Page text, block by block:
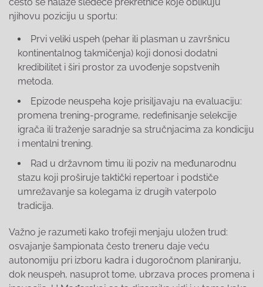
njihovu poziciju u sportu:
Prvi veliki uspeh (pehar ili plasman u završnicu
kontinentalnog takmičenja) koji donosi dodatni
kredibilitet i širi prostor za uvođenje sopstvenih
metoda.
Epizode neuspeha koje prisiljavaju na evaluaciju:
promena trening-programe, redefinisanje selekcije
igrača ili traženje saradnje sa stručnjacima za kondiciju
i mentalni trening.
Rad u državnom timu ili poziv na međunarodnu
stazu koji proširuje taktički repertoar i podstiče
umrežavanje sa kolegama iz drugih vaterpolo
tradicija.
Važno je razumeti kako trofeji menjaju uložen trud:
osvajanje šampionata često treneru daje veću
autonomiju pri izboru kadra i dugoročnom planiranju,
dok neuspeh, nasuprot tome, ubrzava proces promena i